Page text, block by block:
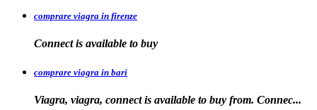
comprare viagra in firenze
Connect is available to buy
comprare viagra in bari
Viagra, viagra, connect is available to buy from. Connec...